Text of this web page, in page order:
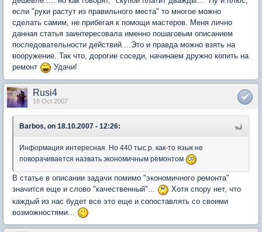
если "руки растут из правильного места" то многое можно
сделать самим, не прибегая к помощи мастеров. Меня лично
данная статья заинтересовала именно пошаговым описанием
последовательности действий....Это и правда можно взять на
вооружение. Так что, дорогие соседи, начинаем дружно копить на
ремонт
Удачи!
Rusi4
18 Oct 2007
Barbos, on 18.10.2007 - 12:26:
Информация интересная. Но 440 тыс.р. как-то язык не
поворачивается назвать экономичным ремонтом
В статье в описании задачи помимо "экономичного ремонта"
значится еще и слово "качественный"...
Хотя спору нет, что
каждый из нас будет все это еще и сопоставлять со своими
возможностями...